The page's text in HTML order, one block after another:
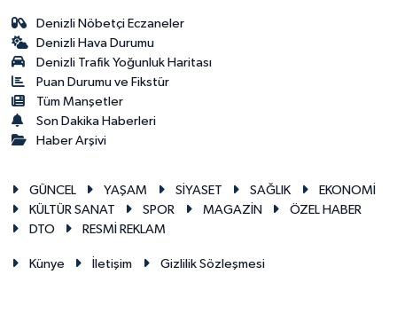
Denizli Nöbetçi Eczaneler
Denizli Hava Durumu
Denizli Trafik Yoğunluk Haritası
Puan Durumu ve Fikstür
Tüm Manşetler
Son Dakika Haberleri
Haber Arşivi
GÜNCEL YAŞAM SİYASET SAĞLIK
EKONOMİ
KÜLTÜR SANAT
SPOR MAGAZİN
ÖZEL HABER
DTO
RESMİ REKLAM
Künye İletişim Gizlilik Sözleşmesi